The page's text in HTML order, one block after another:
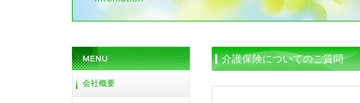
介護保険についてのご質問
会社概要